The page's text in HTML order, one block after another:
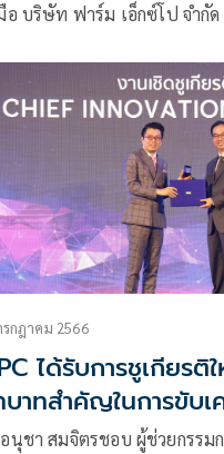
อ บริษัท ฟาร์ม เอ็กซ์โป จำกัด
เสริมตลาดในอุตสาหกรรมการ
มารถในการแข่งขันระดับสาก
ษตรกรไทยอย่างยั่งยืน
รกฎาคม 2566
ได้รับการชูเกียร
าทสำคัญในการขับ
สำนักงานนวัตกรร
นุชา สมจิตรชอบ ผู้ช่วยกรรม